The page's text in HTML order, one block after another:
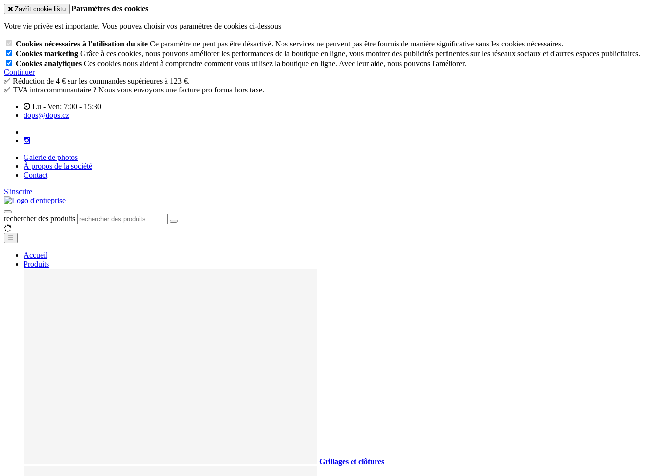
Zavřít cookie lištu Paramètres des cookies
Votre vie privée est importante. Vous pouvez choisir vos paramètres de cookies ci-dessous.
Cookies nécessaires à l'utilisation du site Ce paramètre ne peut pas être désactivé. Nos services ne peuvent pas être fournis de manière significative sans les cookies nécessaires.
Cookies marketing Grâce à ces cookies, nous pouvons améliorer les performances de la boutique en ligne, vous montrer des publicités pertinentes sur les réseaux sociaux et d'autres espaces publicitaires.
Cookies analytiques Ces cookies nous aident à comprendre comment vous utilisez la boutique en ligne. Avec leur aide, nous pouvons l'améliorer.
Continuer
✅ Réduction de 4 € sur les commandes supérieures à 123 €.
✅ TVA intracommunautaire ? Nous vous envoyons une facture pro-forma hors taxe.
Lu - Ven: 7:00 - 15:30
dops@dops.cz
Galerie de photos
À propos de la société
Contact
S'inscrire
rechercher des produits
☰
Accueil
Produits
Grillages et clôtures